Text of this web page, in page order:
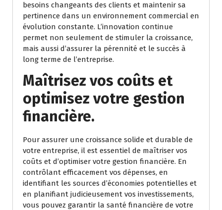
besoins changeants des clients et maintenir sa
pertinence dans un environnement commercial en
évolution constante. L’innovation continue
permet non seulement de stimuler la croissance,
mais aussi d’assurer la pérennité et le succès à
long terme de l’entreprise.
Maîtrisez vos coûts et
optimisez votre gestion
financière.
Pour assurer une croissance solide et durable de
votre entreprise, il est essentiel de maîtriser vos
coûts et d’optimiser votre gestion financière. En
contrôlant efficacement vos dépenses, en
identifiant les sources d’économies potentielles et
en planifiant judicieusement vos investissements,
vous pouvez garantir la santé financière de votre